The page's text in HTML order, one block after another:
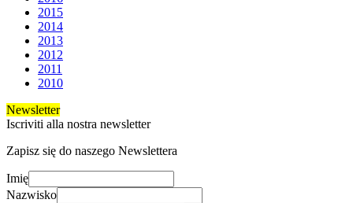
2015
2014
2013
2012
2011
2010
Newsletter
Iscriviti alla nostra newsletter
Zapisz się do naszego Newslettera
Imię
Nazwisko